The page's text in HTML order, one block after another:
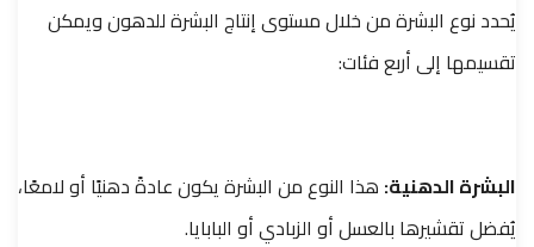
يُحدد نوع البشرة من خلال مستوى إنتاج البشرة للدهون ويمكن
تقسيمها إلى أربع فئات:
البشرة الدهنية: هذا النوع من البشرة يكون عادةً دهنيًا أو لامعًا،
يُفضل تقشيرها بالعسل أو الزبادي أو البابايا.